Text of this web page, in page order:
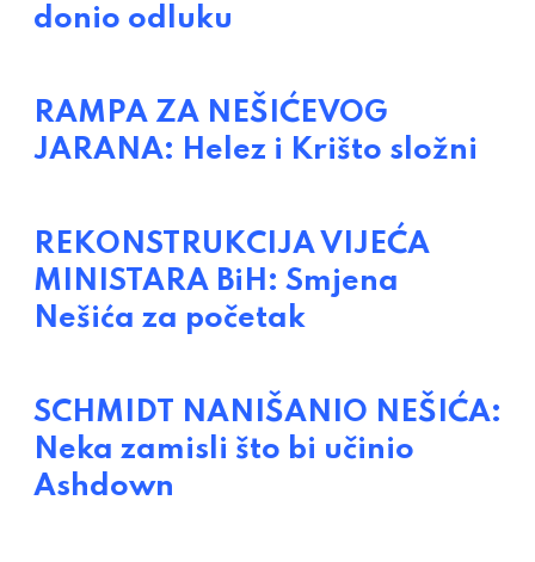
donio odluku
RAMPA ZA NEŠIĆEVOG
JARANA: Helez i Krišto složni
REKONSTRUKCIJA VIJEĆA
MINISTARA BiH: Smjena
Nešića za početak
SCHMIDT NANIŠANIO NEŠIĆA:
Neka zamisli što bi učinio
Ashdown